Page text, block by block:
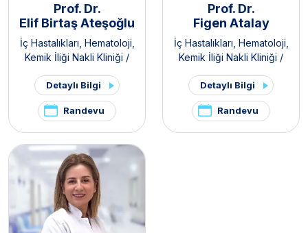
Prof. Dr.
Elif Birtaş Ateşoğlu
İç Hastalıkları Hematoloji
Kemik İliği Nakli Kliniği /
Detaylı Bilgi
Randevu
Prof. Dr.
Figen Atalay
İç Hastalıkları Hematoloji
Kemik İliği Nakli Kliniği /
Detaylı Bilgi
Randevu